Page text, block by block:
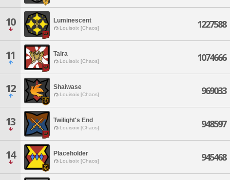
10 Luminescent
Louisoix [Chaos] 1227588
11 Taira
Louisoix [Chaos] 1074666
12 Shaiwase
Louisoix [Chaos] 969033
13 Twilight's End
Louisoix [Chaos] 948597
14 Placeholder
Louisoix [Chaos] 945468